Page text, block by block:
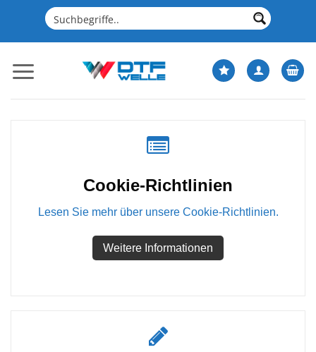
springen
Cookie-Richtlinien
Lesen Sie mehr über unsere Cookie-Richtlinien.
Weitere Informationen